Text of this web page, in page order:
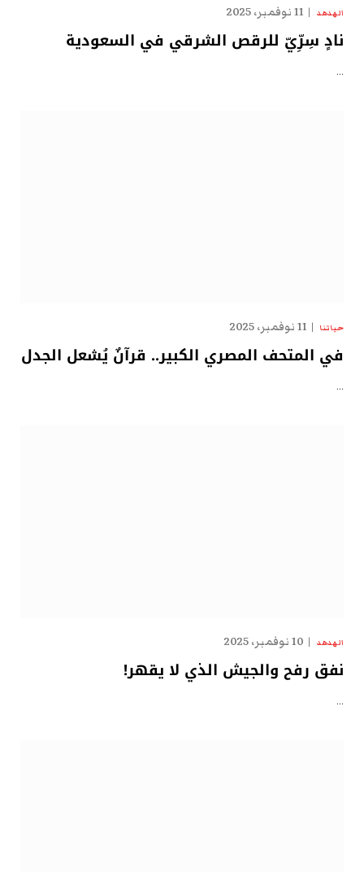
الهدهد 11 نوفمبر، 2025
نادٍ سِرِّيّ للرقص الشرقي في السعودية
…
حياتنا 11 نوفمبر، 2025
في المتحف المصري الكبير.. قرآنٌ يُشعل الجدل
…
الهدهد 10 نوفمبر، 2025
نفق رفح والجيش الذي لا يقهر!
…